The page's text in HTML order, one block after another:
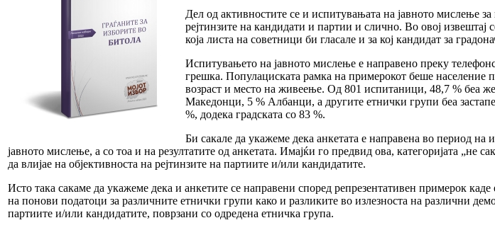
Дел од активностите се и испитувањата на јавното мислење
рејтинзите на кандидати и партии и слично. Во овој извештај
која листа на советници би гласале и за кој кандидат за
Испитувањето на јавното мислење е направено преку
грешка. Популациската рамка на примерокот беше население
возраст и место на живеење. Од 801 испитаници, 48,7 % беа
Македонци, 5 % Албанци, а другите етнички групи беа
%, додека градската со 83 %.
Би сакале да укажеме дека анкетата е направена во период
јавното мислење, а со тоа и на резултатите од анкетата. Имајќи го предвид ова, категоријата
да влијае на објективноста на рејтинзите на партиите и/или кандидатите.
Исто така сакаме да укажеме дека и анкетите се направени според репрезентативен примерок
на понови податоци за различните етнички групи како и разликите во излезноста на различни
партиите и/или кандидатите, поврзани со одредена етничка група.